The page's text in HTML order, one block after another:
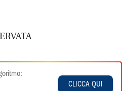
CLICCA QUI